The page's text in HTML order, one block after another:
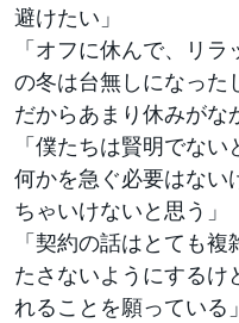
避けたい」
「オフに休んで、リ
の冬は台無しになった
だからあまり休みがな
「僕たちは賢明でな
何かを急ぐ必要はない
ちゃいけないと思う」
「契約の話はとても
たさないようにするけ
れることを願っている」